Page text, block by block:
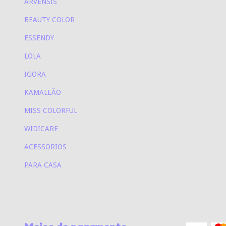
BEAUTY COLOR
ESSENDY
LOLA
IGORA
KAMALEÃO
MISS COLORFUL
WIDICARE
ACESSORIOS
PARA CASA